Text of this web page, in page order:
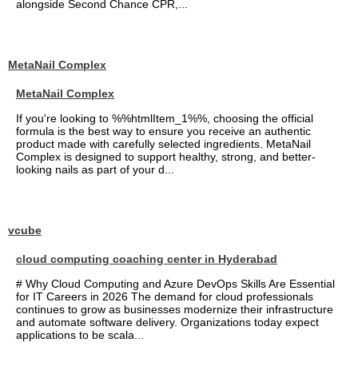
alongside Second Chance CPR,...
MetaNail Complex
MetaNail Complex
If you're looking to %%htmlItem_1%%, choosing the official
formula is the best way to ensure you receive an authentic
product made with carefully selected ingredients. MetaNail
Complex is designed to support healthy, strong, and better-
looking nails as part of your d...
vcube
cloud computing coaching center in Hyderabad
# Why Cloud Computing and Azure DevOps Skills Are Essential
for IT Careers in 2026 The demand for cloud professionals
continues to grow as businesses modernize their infrastructure
and automate software delivery. Organizations today expect
applications to be scala...